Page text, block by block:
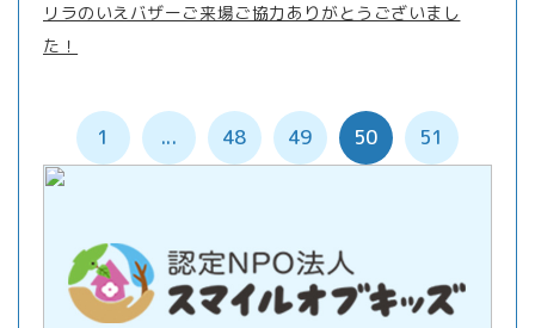
リラのいえバザーご来場ご協力ありがとうございまし
た！
1 ... 48 49 50 51